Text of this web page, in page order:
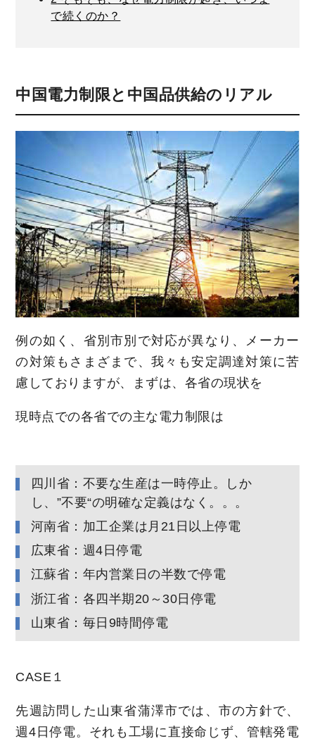
で続くのか？
中国電力制限と中国品供給のリアル
例の如く、省別市別で対応が異なり、メーカー
の対策もさまざまで、我々も安定調達対策に苦
慮しておりますが、まずは、各省の現状を
現時点での各省での主な電力制限は
四川省：不要な生産は一時停止。しか
し、”不要“の明確な定義はなく。。。
河南省：加工企業は月21日以上停電
広東省：週4日停電
江蘇省：年内営業日の半数で停電
浙江省：各四半期20～30日停電
山東省：毎日9時間停電
CASE１
先週訪問した山東省蒲澤市では、市の方針で、
週4日停電。それも工場に直接命じず、管轄発電